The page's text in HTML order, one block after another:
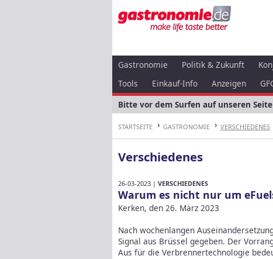
Gastronomie Politik & Zukunft
Tools
Einkauf-Info Anzeigen
Bitte vor dem Surfen auf unseren
STARTSEITE GASTRONOMIE VERSCHIEDENES
Verschiedenes
26-03-2023 | VERSCHIEDENES
Warum es nicht nur um
Kerken, den 26. März 2023
Nach wochenlangen
Signal aus Brüssel gegeben. Der
Aus für die Verbrennertechnologie